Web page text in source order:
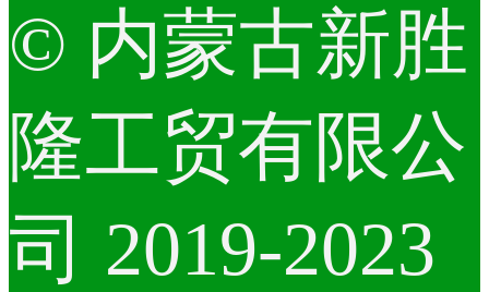
© 内蒙古新胜
隆工贸有限公
司 2019-2023